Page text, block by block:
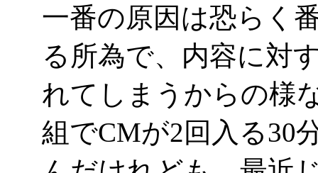
一番の原因は恐らく
る所為で、内容に対
れてしまうからの様
組でCMが2回入る30